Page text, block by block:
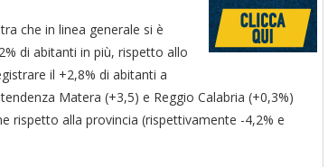
che in linea generale si è
di abitanti in più, rispetto allo
il +2,8% di abitanti a
Matera (+3,5) e Reggio Calabria (+0,3%)
rispetto alla provincia (rispettivamente -4,2% e